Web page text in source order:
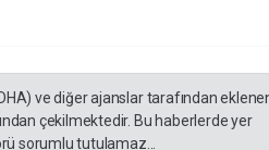
ve diğer ajanslar tarafından
çekilmektedir. Bu haberlerde yer
sorumlu tutulamaz...